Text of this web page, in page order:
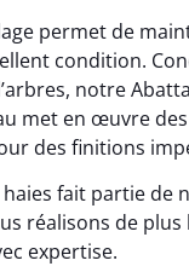
permet de
condition.
notre
met en œuvre
des finitions
haies fait partie de
réalisons de
expertise.